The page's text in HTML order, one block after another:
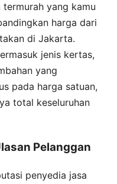
yang kamu
harga dari
di Jakarta.
jenis kertas,
yang
pada harga satuan,
total keseluruhan
Pelanggan
penyedia jasa